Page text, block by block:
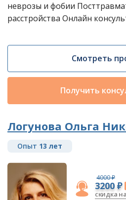
неврозы и фобии
расстройства Онлайн
Смотреть
Получить
Логунова Ольга
Опыт 13 лет
4000 ₽
3200 ₽
скидка